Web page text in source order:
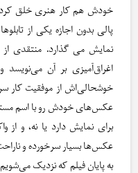
خودش هم کار هنری خلق
پالی بدون اجازه یکی از
نمایش می گذارد. منتقدی از
اغراق‌آمیزی بر آن
خوشحالی‌اش از موفقیت کار
عکس‌های خودش رو با اسم
برای نمایش دارد یا نه، و از
عکس‌ها بسیار سرخورده و
به پایان فیلم که نزدیک